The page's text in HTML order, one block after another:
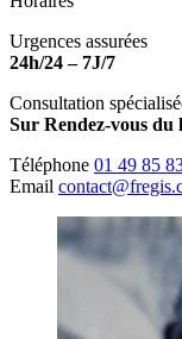
Urgences assurées
24h/24 – 7J/7
Consultation
Sur Rendez-vous du
Téléphone 01 49 85
Email